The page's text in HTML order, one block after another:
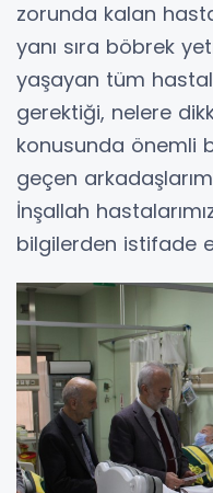
zorunda kalan
yanı sıra böbrek
yaşayan tüm
gerektiği, nelere
konusunda önemli
geçen
İnşallah
bilgilerden istifade